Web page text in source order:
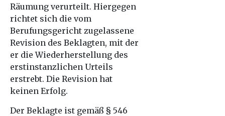
Räumung verurteilt. Hiergegen
richtet sich die vom
Berufungsgericht zugelassene
Revision des Beklagten, mit der
er die Wiederherstellung des
erstinstanzlichen Urteils
erstrebt. Die Revision hat
keinen Erfolg.
Der Beklagte ist gemäß § 546